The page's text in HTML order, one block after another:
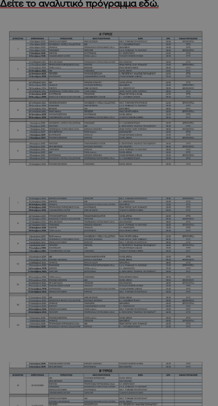
Δείτε το αναλυτικό πρόγραμμα εδώ.